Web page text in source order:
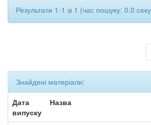
Результати 1-1 зі 1 (час пошуку: 0.0
Знайдені матеріали:
Дата
випуску
Назва